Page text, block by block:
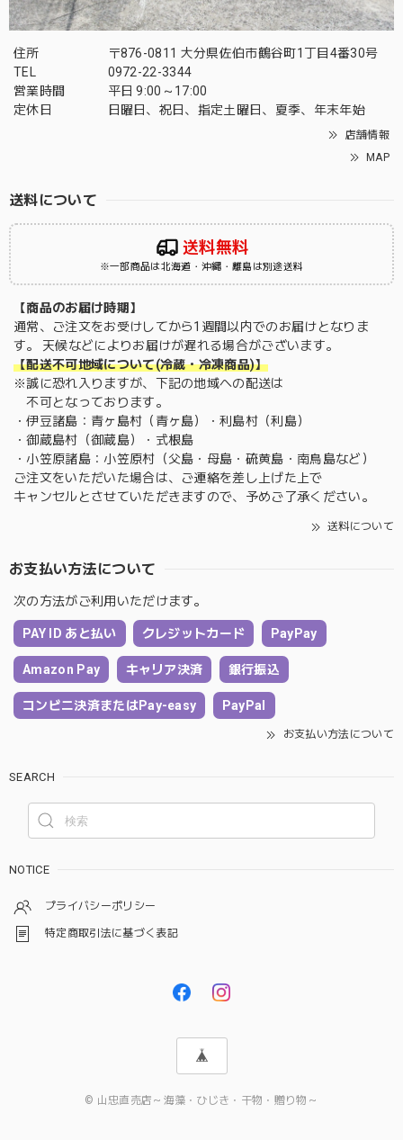
住所
〒876-0811 大分県佐伯市鶴谷町1丁目4番30号
TEL
0972-22-3344
営業時間
平日 9:00～17:00
定休日
日曜日、祝日、指定土曜日、夏季、年末年始
店舗情報
MAP
送料について
送料無料
※一部商品は北海道・沖縄・離島は別途送料
【商品のお届け時期】
通常、ご注文をお受けしてから1週間以内でのお届けとなりま
す。 天候などによりお届けが遅れる場合がございます。
【配送不可地域について(冷蔵・冷凍商品)】
※誠に恐れ入りますが、下記の地域への配送は
不可となっております。
・伊豆諸島：青ヶ島村（青ヶ島）・利島村（利島）
・御蔵島村（御蔵島）・式根島
・小笠原諸島：小笠原村（父島・母島・硫黄島・南鳥島など）
ご注文をいただいた場合は、ご連絡を差し上げた上で
キャンセルとさせていただきますので、予めご了承ください。
送料について
お支払い方法について
次の方法がご利用いただけます。
PAY ID あと払い クレジットカード PayPay
Amazon Pay キャリア決済 銀行振込
コンビニ決済またはPay-easy PayPal
お支払い方法について
SEARCH
NOTICE
プライバシーポリシー
特定商取引法に基づく表記
© 山忠直売店～海藻・ひじき・干物・贈り物～